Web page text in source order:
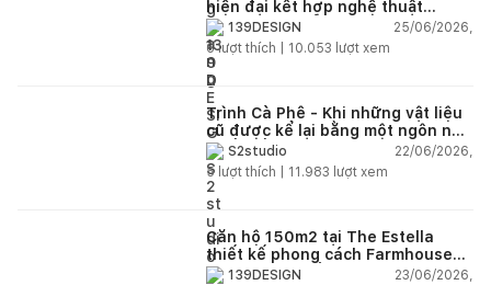
hiện đại kết hợp nghệ thuật
Modern Art đầy cảm xúc
139DESIGN
25/06/2026,
6lượt thích | 10.053 lượt xem
Trình Cà Phê - Khi những vật liệu
cũ được kể lại bằng một ngôn ngữ
thiết kế mới
S2studio
22/06/2026,
5 lượt thích | 11.983 lượt xem
Căn hộ 150m2 tại The Estella
thiết kế phong cách Farmhouse
thanh lịch và ấm áp
139DESIGN
23/06/2026,